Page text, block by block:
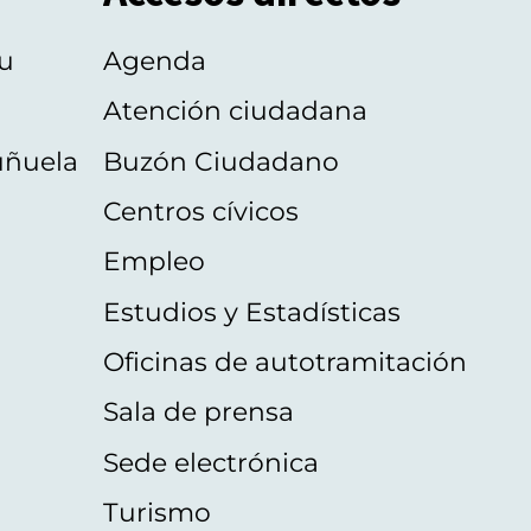
Agenda
Atención ciudadana
Buzón Ciudadano
Centros cívicos
Empleo
Estudios y Estadísticas
Oficinas de autotramitación
Sala de prensa
Sede electrónica
Turismo